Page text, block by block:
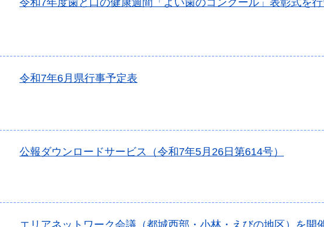
令和7年度歯と口の健康週間「よい歯のコンクール」表彰式を
令和7年6月県行事予定表
公報ダウンロードサービス（令和7年5月26日第614号）